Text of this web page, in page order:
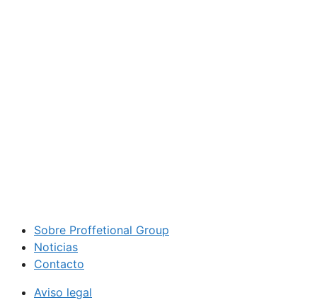
Sobre Proffetional Group
Noticias
Contacto
Aviso legal